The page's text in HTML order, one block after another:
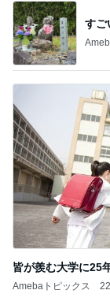
すご
皆が羨む大学に25
Amebaトピックス